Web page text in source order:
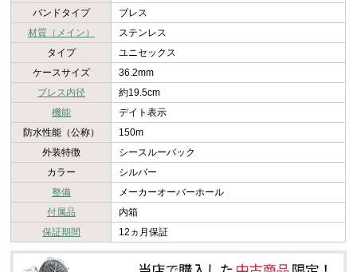
バンドタイプ
ブレス
材質（メイン）
ステンレス
タイプ
ユニセックス
ケースサイズ
36.2mm
ブレス内径
約19.5cm
機能
デイト表示
防水性能（公称）
150m
外装特徴
シースルーバック
カラー
シルバー
整備
メーカーオーバーホール
付属品
内箱
保証期間
12ヵ月保証